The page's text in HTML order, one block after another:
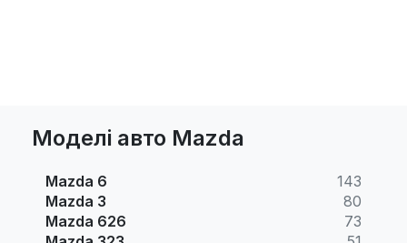
Моделі авто Mazda
Mazda 6
143
Mazda 3
80
Mazda 626
73